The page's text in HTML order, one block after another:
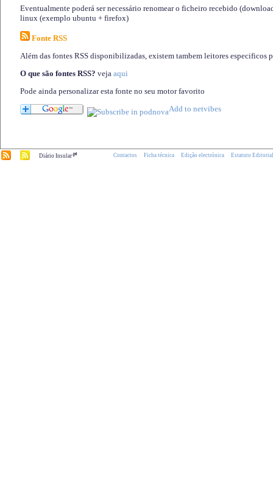
Eventualmente poderá ser necessário renomear o ficheiro recebido
linux (exemplo ubuntu + firefox)
Fonte RSS
Além das fontes RSS disponibilizadas, existem tambem leitores especificos
O que são fontes RSS? veja aqui
Pode ainda personalizar esta fonte no seu motor favorito
Diário Insular.pt Contactos Ficha técnica Edição electrónica Estatuto Editorial